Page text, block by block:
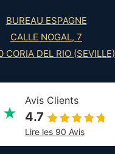
BUREAU ESPAGNE
CALLE NOGAL, 7
CORIA DEL RIO (SEVILLE)
Avis Clients
4.7
Lire les 90 Avis